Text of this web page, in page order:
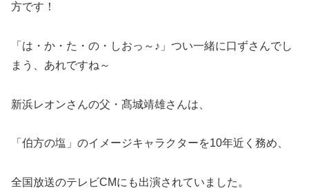
方です！
「は・か・た・の・しおっ～♪」つい一緒に口ずさんでし
まう、あれですね～
新浜レオンさんの父・髙城靖雄さんは、
「伯方の塩」のイメージキャラクターを10年近く務め、
全国放送のテレビCMにも出演されていました。